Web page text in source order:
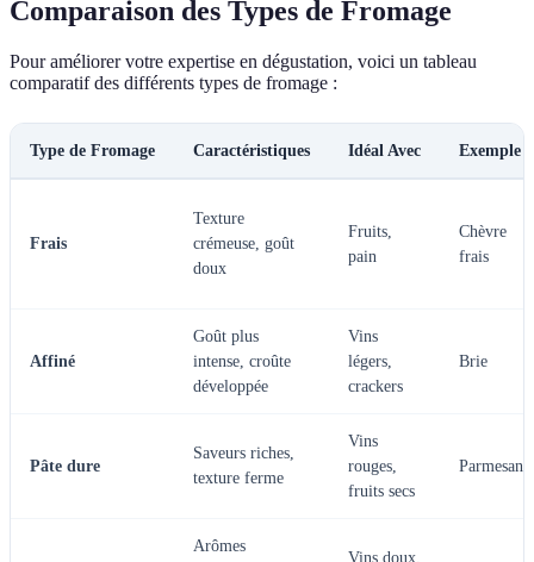
Comparaison des Types de Fromage
Pour améliorer votre expertise en dégustation, voici un tableau
comparatif des différents types de fromage :
Type de Fromage Caractéristiques Idéal Avec Exemple
Frais
Texture
crémeuse, goût
doux
Fruits,
pain
Chèvre
frais
Affiné
Goût plus
intense, croûte
développée
Vins
légers,
crackers
Brie
Pâte dure
Saveurs riches,
texture ferme
Vins
rouges,
fruits secs
Parmesan
Arômes
Vins doux,